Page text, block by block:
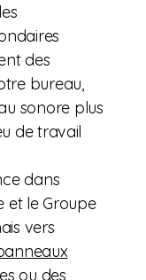
des
bureau,
sonore plus
de travail
dans
et le Groupe
vers
ou des